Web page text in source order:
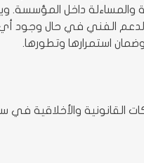
داخل المؤسسة.
الفني في حال وجود
استمرارها وتطورها.
القانونية والأخلاقية في